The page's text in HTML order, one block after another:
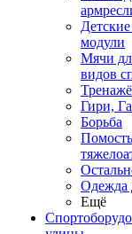
модули
Мячи
видов
Гири,
Борьба
Одежда
Ещё